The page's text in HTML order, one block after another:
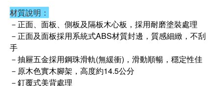
材質說明：
－正面、面板、側板及隔板木心板，採用耐磨塗裝處理
－正面及面板採用系統式ABS材質封邊，質感細緻，不刮
手
－抽屜五金採用鋼珠滑軌(無緩衝)，滑動順暢，穩定性佳
－原木色實木腳架，高度約14.5公分
－釘覆式美背處理